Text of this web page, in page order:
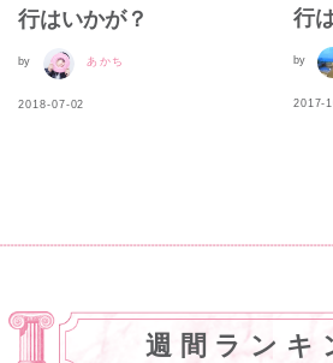
行はいかが？
by あかち
2018-07-02
行
by
2017-
週間ランキ